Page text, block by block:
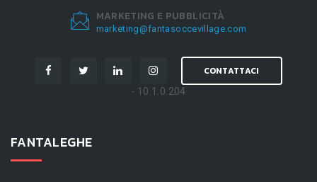
MARKETING E PUBBLICITÀ
marketing@fantasoccevillage.com
CONTATTACI
- 10.1.0.204
FANTALEGHE